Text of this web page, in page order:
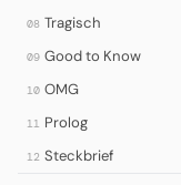
08 Tragisch
09 Good to Know
10 OMG
11 Prolog
12 Steckbrief